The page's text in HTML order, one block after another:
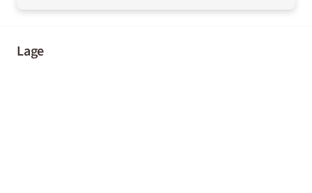
Lage